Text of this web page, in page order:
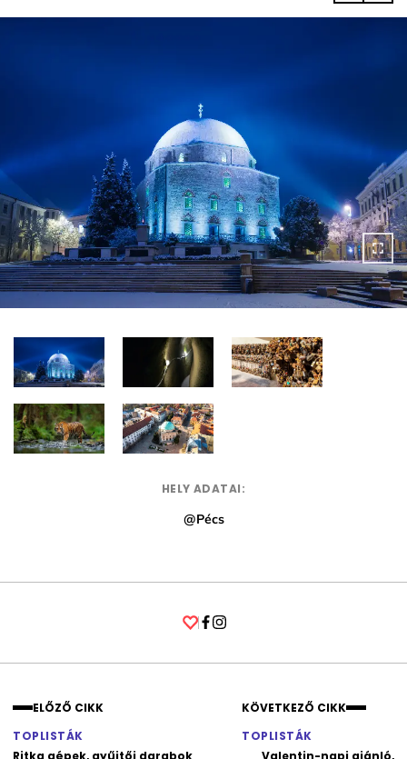
HELY ADATAI:
@Pécs
ELŐZŐ CIKK
TOPLISTÁK
Ritka gépek, gyűjtői darabok
KÖVETKEZŐ CIKK
TOPLISTÁK
Valentin-napi ajánló,